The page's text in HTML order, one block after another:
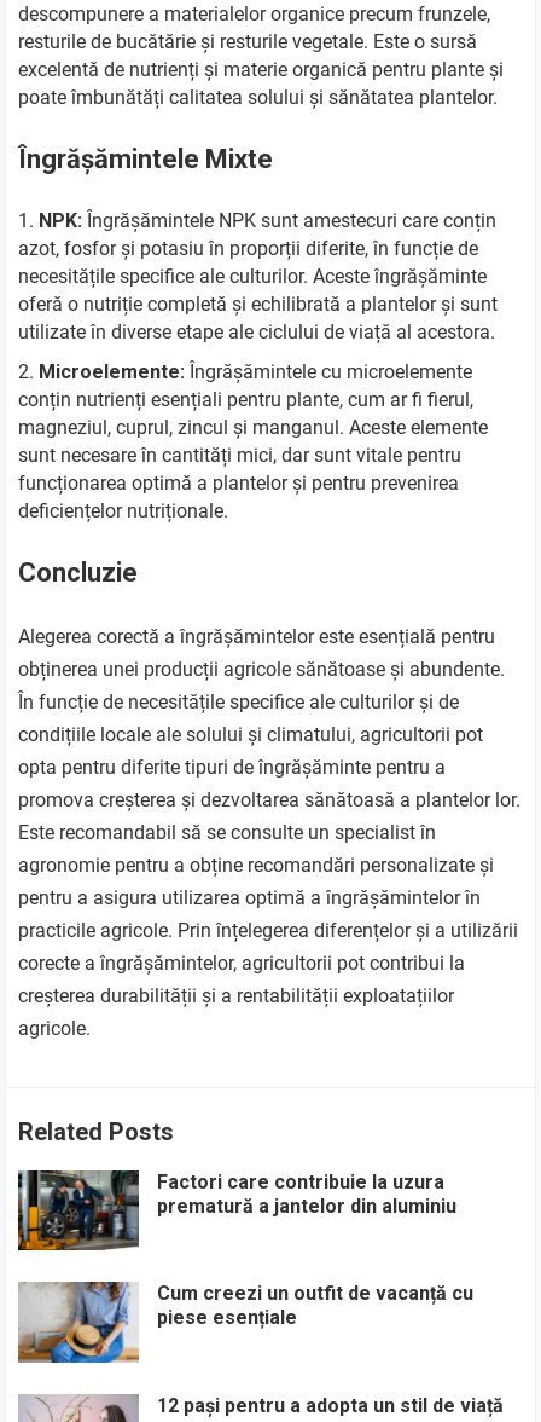
descompunere a materialelor organice precum frunzele,
resturile de bucătărie și resturile vegetale. Este o sursă
excelentă de nutrienți și materie organică pentru plante și
poate îmbunătăți calitatea solului și sănătatea plantelor.
Îngrășămintele Mixte
NPK: Îngrășămintele NPK sunt amestecuri care conțin
azot, fosfor și potasiu în proporții diferite, în funcție de
necesitățile specifice ale culturilor. Aceste îngrășăminte
oferă o nutriție completă și echilibrată a plantelor și sunt
utilizate în diverse etape ale ciclului de viață al acestora.
Microelemente: Îngrășămintele cu microelemente
conțin nutrienți esențiali pentru plante, cum ar fi fierul,
magneziul, cuprul, zincul și manganul. Aceste elemente
sunt necesare în cantități mici, dar sunt vitale pentru
funcționarea optimă a plantelor și pentru prevenirea
deficiențelor nutriționale.
Concluzie
Alegerea corectă a îngrășămintelor este esențială pentru
obținerea unei producții agricole sănătoase și abundente.
În funcție de necesitățile specifice ale culturilor și de
condițiile locale ale solului și climatului, agricultorii pot
opta pentru diferite tipuri de îngrășăminte pentru a
promova creșterea și dezvoltarea sănătoasă a plantelor lor.
Este recomandabil să se consulte un specialist în
agronomie pentru a obține recomandări personalizate și
pentru a asigura utilizarea optimă a îngrășămintelor în
practicile agricole. Prin înțelegerea diferențelor și a utilizării
corecte a îngrășămintelor, agricultorii pot contribui la
creșterea durabilității și a rentabilității exploatațiilor
agricole.
Related Posts
Factori care contribuie la uzura
prematură a jantelor din aluminiu
Cum creezi un outfit de vacanță cu
piese esențiale
12 pași pentru a adopta un stil de viață